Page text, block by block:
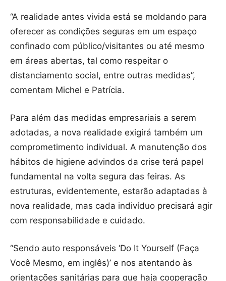
“A realidade antes vivida está se moldando para
oferecer as condições seguras em um espaço
confinado com público/visitantes ou até mesmo
em áreas abertas, tal como respeitar o
distanciamento social, entre outras medidas”,
comentam Michel e Patrícia.
Para além das medidas empresariais a serem
adotadas, a nova realidade exigirá também um
comprometimento individual. A manutenção dos
hábitos de higiene advindos da crise terá papel
fundamental na volta segura das feiras. As
estruturas, evidentemente, estarão adaptadas à
nova realidade, mas cada indivíduo precisará agir
com responsabilidade e cuidado.
“Sendo auto responsáveis ‘Do It Yourself (Faça
Você Mesmo, em inglês)’ e nos atentando às
orientações sanitárias para que haja cooperação